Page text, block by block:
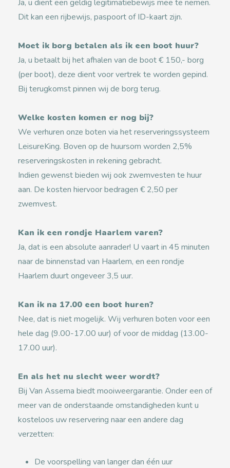
Ja, u dient een geldig legitimatiebewijs mee te nemen.
Dit kan een rijbewijs, paspoort of ID-kaart zijn.
Moet ik borg betalen als ik een boot huur?
Ja, u betaalt bij het afhalen van de boot € 150,- borg
(per boot), deze dient voor vertrek te worden gepind.
Bij terugkomst pinnen wij de borg terug.
Welke kosten komen er nog bij?
We verhuren onze boten via het reserveringssysteem
LeisureKing. Boven op de huursom worden 2,5%
reserveringskosten in rekening gebracht.
Indien gewenst bieden wij ook zwemvesten te huur
aan. De kosten hiervoor bedragen € 2,50 per
zwemvest.
Kan ik een rondje Haarlem varen?
Ja, dat is een absolute aanrader! U vaart in 45 minuten
naar de binnenstad van Haarlem, en een rondje
Haarlem duurt ongeveer 3,5 uur.
Kan ik na 17.00 een boot huren?
Nee, dat is niet mogelijk. Wij verhuren boten voor een
hele dag (9.00-17.00 uur) of voor de middag (13.00-
17.00 uur).
En als het nu slecht weer wordt?
Bij Van Assema biedt mooiweergarantie. Onder een of
meer van de onderstaande omstandigheden kunt u
kosteloos uw reservering naar een andere dag
verzetten:
De voorspelling van langer dan één uur